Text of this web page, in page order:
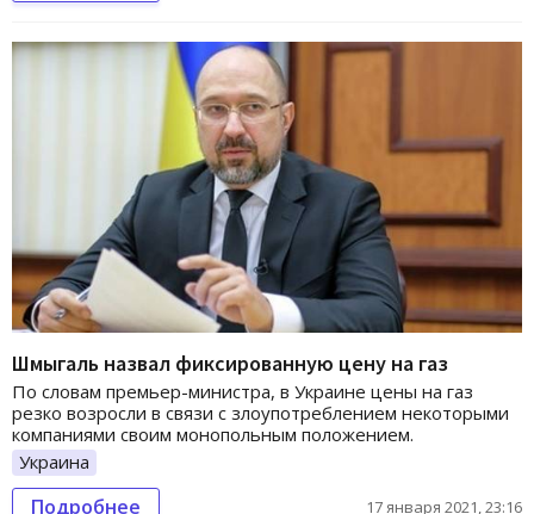
Шмыгаль назвал фиксированную цену на газ
По словам премьер-министра, в Украине цены на газ
резко возросли в связи с злоупотреблением некоторыми
компаниями своим монопольным положением.
Украина
Подробнее 17 января 2021, 23:16